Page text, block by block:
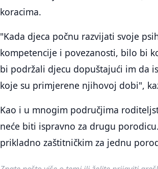
koracima.
"Kada djeca počnu razvijati svoje
kompetencije i povezanosti, bilo bi
bi podržali djecu dopuštajući im da
koje su primjerene njihovoj dobi",
Kao i u mnogim područjima
neće biti ispravno za drugu
prikladno zaštitničkim za jednu